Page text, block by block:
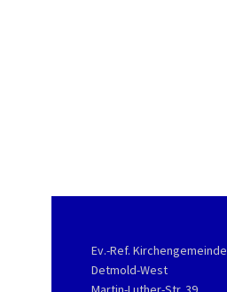
Ev.-Ref. Kirchengemeinde
Detmold-West